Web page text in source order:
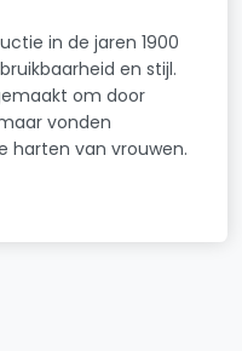
in de jaren 1900
en stijl.
om door
vonden
harten van vrouwen.